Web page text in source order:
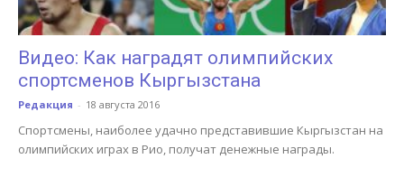
Видео: Как наградят олимпийских
спортсменов Кыргызстана
Редакция - 18 августа 2016
Спортсмены, наиболее удачно представившие Кыргызстан на
олимпийских играх в Рио, получат денежные награды.